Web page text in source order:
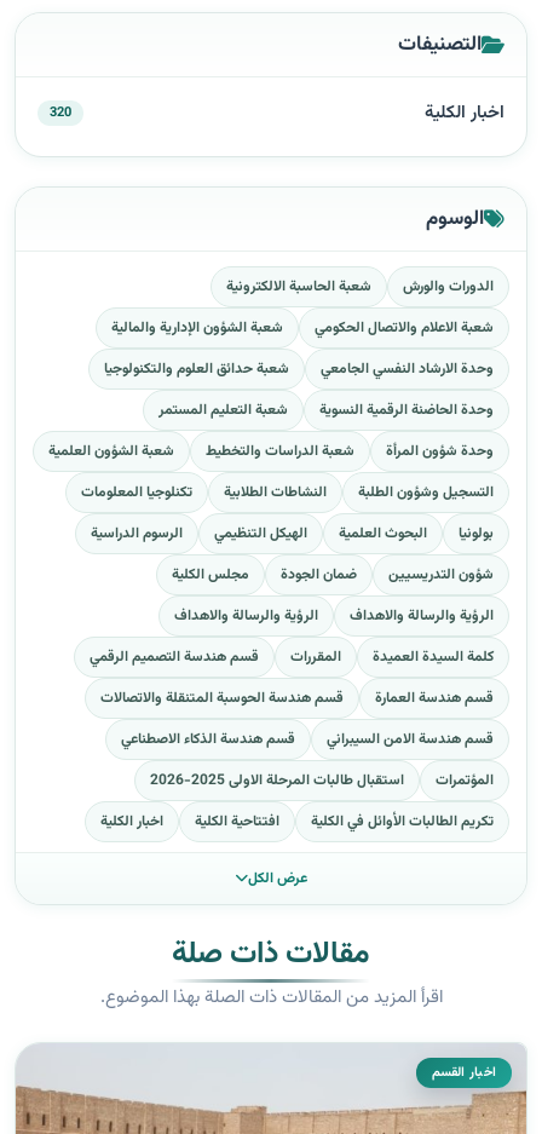
التصنيفات
اخبار الكلية 320
الوسوم
الدورات والورش
شعبة الحاسبة الالكترونية
شعبة الاعلام والاتصال الحكومي
شعبة الشؤون الإدارية والمالية
وحدة الارشاد النفسي الجامعي
شعبة حدائق العلوم والتكنولوجيا
وحدة الحاضنة الرقمية النسوية
شعبة التعليم المستمر
وحدة شؤون المرأة
شعبة الدراسات والتخطيط
شعبة الشؤون العلمية
التسجيل وشؤون الطلبة
النشاطات الطلابية
تكنلوجيا المعلومات
بولونيا
البحوث العلمية الهيكل التنظيمي
الرسوم الدراسية
شؤون التدريسيين
ضمان الجودة
مجلس الكلية
الرؤية والرسالة والاهداف
الرؤية والرسالة والاهداف
كلمة السيدة العميدة
المقررات
قسم هندسة التصميم الرقمي
قسم هندسة العمارة
قسم هندسة الحوسبة المتنقلة والاتصالات
قسم هندسة الامن السيبراني
قسم هندسة الذكاء الاصطناعي
المؤتمرات
استقبال طالبات المرحلة الاولى 2025-2026
تكريم الطالبات الأوائل في الكلية
افتتاحية الكلية اخبار الكلية
عرض الكل
مقالات ذات صلة
اقرأ المزيد من المقالات ذات الصلة بهذا الموضوع.
اخبار القسم